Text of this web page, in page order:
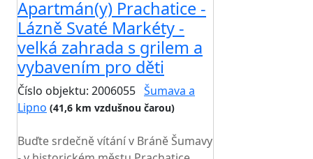
Apartmán(y) Prachatice -
Lázně Svaté Markéty -
velká zahrada s grilem a
vybavením pro děti
Číslo objektu: 2006055 Šumava a
Lipno (41,6 km vzdušnou čarou)
Buďte srdečně vítání v Bráně Šumavy